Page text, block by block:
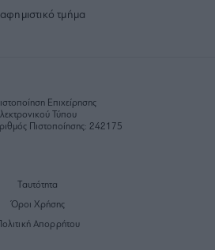
τμήμα
Επιχείρησης
Τύπου
Πιστοποίησης: 242175
Ταυτότητα
Όροι Χρήσης
Πολιτική Απορρήτου